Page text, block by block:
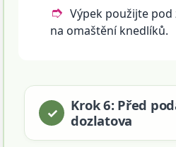
Výpek použijte pod
na omaštění knedlíků.
Krok 6: Před
dozlatova